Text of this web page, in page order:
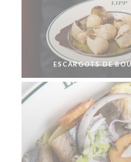
ESCARGOTS DE